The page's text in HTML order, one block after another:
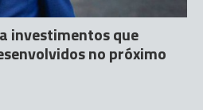
investimentos que
no próximo